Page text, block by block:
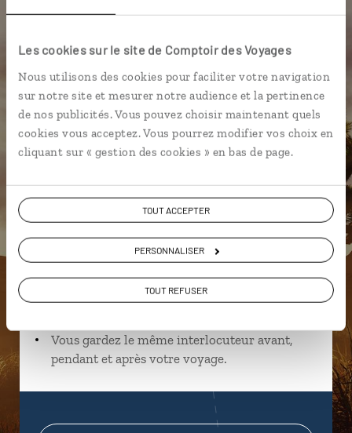
Les cookies sur le site de Comptoir des Voyages
Nous utilisons des cookies pour faciliter votre navigation
sur notre site et mesurer notre audience et la pertinence
de nos publicités. Vous pouvez choisir maintenant quels
cookies vous acceptez. Vous pourrez modifier vos choix en
cliquant sur « gestion des cookies » en bas de page.
TOUT ACCEPTER
PERSONNALISER
TOUT REFUSER
Sophie,
spécialiste Etats-Unis
Lire son interview
spécialistes
près de vos envies et de la réalité du pays.
Échangez en face à face ou depuis nos studios
connectés en agence, mais aussi par email ou
Vous gardez le même interlocuteur avant,
pendant et après votre voyage.